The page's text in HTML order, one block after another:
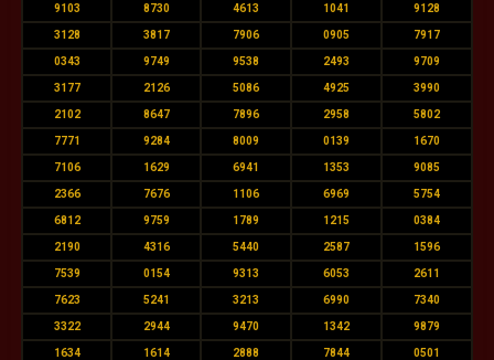
9103 8730 4613 1041 9128
3128 3817 7906 0905 7917
0343 9749 9538 2493 9709
3177 2126 5086 4925 3990
2102 8647 7896 2958 5802
7771 9284 8009 0139 1670
7106 1629 6941 1353 9085
2366 7676 1106 6969 5754
6812 9759 1789 1215 0384
2190 4316 5440 2587 1596
7539 0154 9313 6053 2611
7623 5241 3213 6990 7340
3322 2944 9470 1342 9879
1634 1614 2888 7844 0501